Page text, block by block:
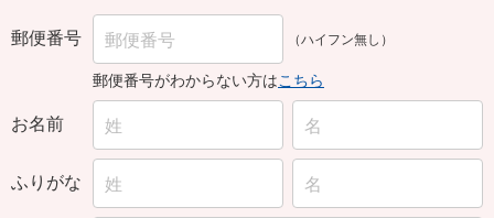
郵便番号 （ハイフン無し）
郵便番号がわからない方はこちら
お名前
ふりがな